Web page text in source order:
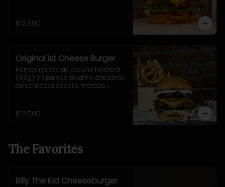
adictiva salsa Fletch.  Blue Cheese
2.0
$12.900
Original 1st Cheese Burger
Hamburguesa de vacuno Hereford
(160g), en pan de sésamo artesanal
con cheddar, cebolla morada
acompañamiento a elección.
$12.500
The Favorites
Billy The Kid Cheeseburger